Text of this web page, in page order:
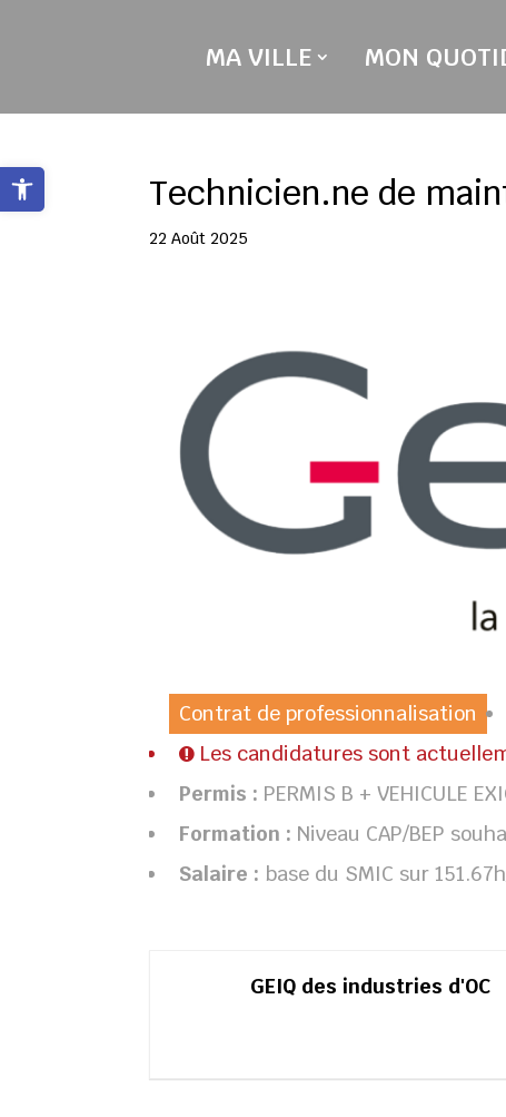
Ouvrir la barre d’outils
MA VILLE MON
Technicien.ne de
22 Août 2025
Contrat de professionnalisation
Les candidatures sont
Permis : PERMIS B + VEHICULE
Formation : Niveau CAP/BEP
Salaire : base du SMIC sur
GEIQ des industries d'OC